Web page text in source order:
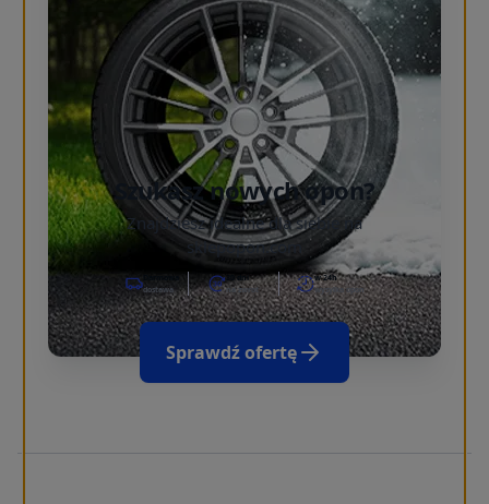
Szukasz nowych opon?
Znajdziesz idealne dla siebie na
sklepopon.com
dostawa
30 dni
na zwrot
w 24h
wysyłka opon
Sprawdź ofertę